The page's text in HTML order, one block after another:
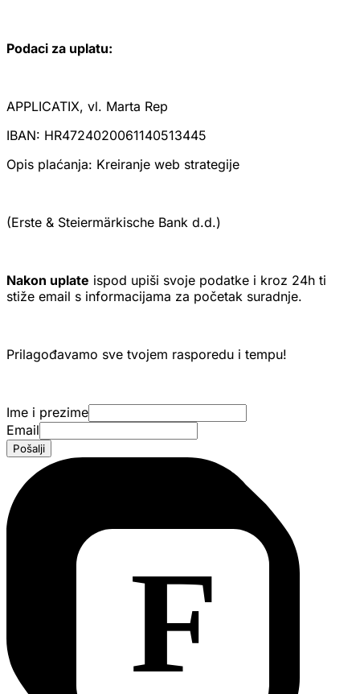
Podaci za uplatu:
APPLICATIX, vl. Marta Rep
IBAN: HR4724020061140513445
Opis plaćanja: Kreiranje web strategije
(Erste & Steiermärkische Bank d.d.)
Nakon uplate ispod upiši svoje podatke i kroz 24h ti
stiže email s informacijama za početak suradnje.
Prilagođavamo sve tvojem rasporedu i tempu!
Ime i prezime
Email
Pošalji